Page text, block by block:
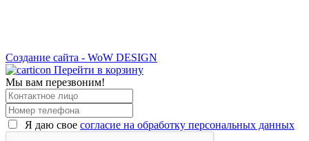
Создание сайта - WoW DESIGN
Перейти в корзину
Мы вам перезвоним!
Я даю свое согласие на обработку персональных данных